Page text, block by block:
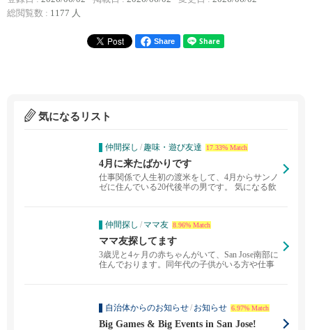
総閲覧数 : 1177 人
Share
気になるリスト
仲間探し / 趣味・遊び友達 17.33% Match
4月に来たばかりです
仕事関係で人生初の渡米をして、4月からサンノ
ゼに住んでいる20代後半の男です。 気になる飲
仲間探し / ママ友 8.96% Match
ママ友探してます
3歳児と4ヶ月の赤ちゃんがいて、San Jose南部に
住んでおります。同年代の子供がいる方や仕事
自治体からのお知らせ/ お知らせ 6.97% Match
Big Games & Big Events in San Jose!